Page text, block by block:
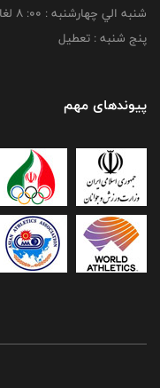
شنبه الي چهارشنبه : 00: 8 لغايت 16:00
پنج شنبه : تعطیل
پیوندهای مهم